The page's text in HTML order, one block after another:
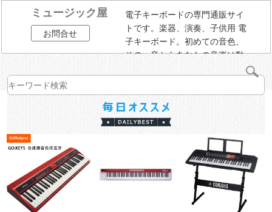
ミュージック屋
お問合せ
電子キーボードの専門通販サイ
トです。楽器、演奏、子供用 電
子キーボード。初めての音色、
その一音からあなたの音楽は動